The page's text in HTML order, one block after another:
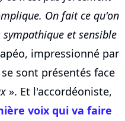
On fait ce qu'on
et sensible
impressionné par
sont présentés face
». Et l'accordéoniste,
voix qui va faire